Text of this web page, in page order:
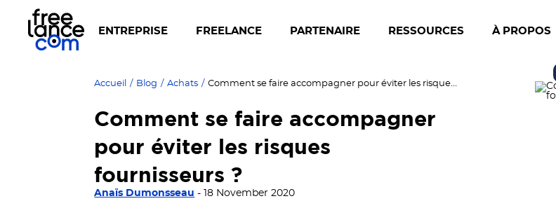
ENTREPRISE FREELANCE PARTENAIRE RESSOURCES À PROPOS
Accueil / Blog / Achats / Comment se faire accompagner pour éviter les risques fournisseurs ?
Comment se faire accompagner
pour éviter les risques
fournisseurs ?
Anaïs Dumonsseau - 18 November 2020